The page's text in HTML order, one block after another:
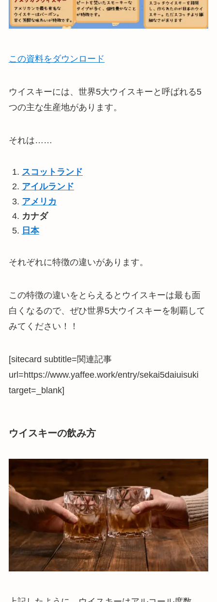
この資料をダウンロード
ウイスキーには、世界5大ウイスキーと呼ばれる5
つの主な生産地があります。
それは……
スコットランド
アイルランド
アメリカ
カナダ
日本
それぞれに特徴の違いがあります。
この特徴の違いをとらえるとウイスキーは最も面
白くなるので、ぜひ世界5大ウイスキーを制覇して
みてください！！
[sitecard subtitle=関連記事
url=https://www.yaffee.work/entry/sekai5daiuisuki
target=_blank]
ウイスキーの飲み方